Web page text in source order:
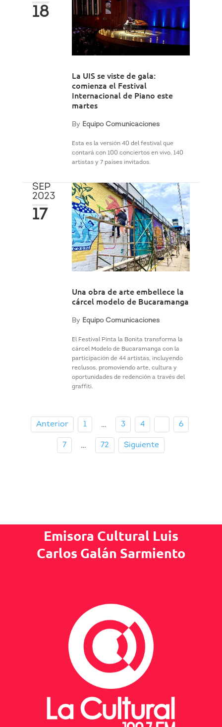
18
La UIS se viste de gala:
comienza el Festival
Internacional de Piano este
martes
By Equipo Comunicaciones
Esta es la versión 40 del festival que
contará con 100 conciertos en vivo, 140
artistas y 7 países invitados.
SEP
2023
17
Una obra de arte embellece la
cárcel modelo de Bucaramanga
By Equipo Comunicaciones
El Festival Pinta la Bonita transforma la
cárcel Modelo de Bucaramanga con la
participación de 44 artistas, incluyendo
reclusos, promoviendo arte, cultura y
oportunidades de redención a través del
graffiti.
Anterior 1 … 3 4 6
7 … 72 Siguiente
Emisora Cultural Luis
Carlos Galán Sarmiento